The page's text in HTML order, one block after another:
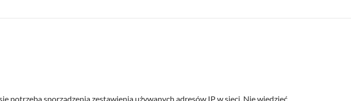
potrzeba sporządzenia zestawienia używanych adresów IP w sieci. Nie wiedzieć